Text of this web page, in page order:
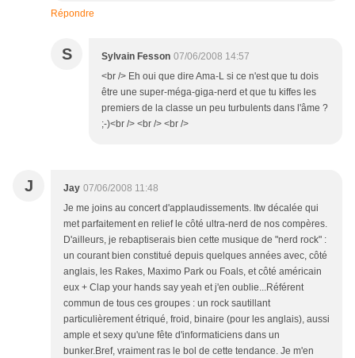
Répondre
S Sylvain Fesson 07/06/2008 14:57
<br /> Eh oui que dire Ama-L si ce n'est que tu dois
être une super-méga-giga-nerd et que tu kiffes les
premiers de la classe un peu turbulents dans l'âme ?
;-)<br /> <br /> <br />
J Jay 07/06/2008 11:48
Je me joins au concert d'applaudissements. Itw décalée qui
met parfaitement en relief le côté ultra-nerd de nos compères.
D'ailleurs, je rebaptiserais bien cette musique de "nerd rock" :
un courant bien constitué depuis quelques années avec, côté
anglais, les Rakes, Maximo Park ou Foals, et côté américain
eux + Clap your hands say yeah et j'en oublie...Référent
commun de tous ces groupes : un rock sautillant
particulièrement étriqué, froid, binaire (pour les anglais), aussi
ample et sexy qu'une fête d'informaticiens dans un
bunker.Bref, vraiment ras le bol de cette tendance. Je m'en